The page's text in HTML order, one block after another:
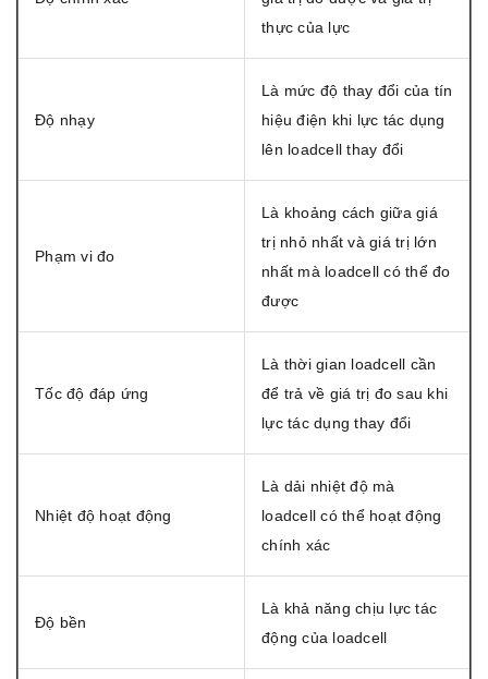
thực của lực
Độ nhạy
Là mức độ thay đổi của tín
hiệu điện khi lực tác dụng
lên loadcell thay đổi
Phạm vi đo
Là khoảng cách giữa giá
trị nhỏ nhất và giá trị lớn
nhất mà loadcell có thể đo
được
Tốc độ đáp ứng
Là thời gian loadcell cần
để trả về giá trị đo sau khi
lực tác dụng thay đổi
Nhiệt độ hoạt động
Là dải nhiệt độ mà
loadcell có thể hoạt động
chính xác
Độ bền
Là khả năng chịu lực tác
động của loadcell